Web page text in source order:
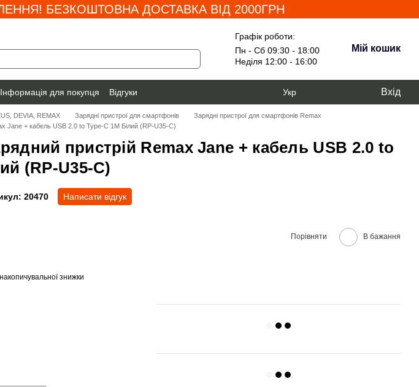
БЕЗКОШТОВНА ДОСТАВКА ВІД 2000ГРН
Графік роботи:
Пн - Сб 09:30 - 18:00
Неділя 12:00 - 16:00
Мій кошик
Інформація для покупця
Відгуки
Укр Вхід
DEVIA, REMAX Зарядні пристрої для смартфонів
Зарядні пристрої для смартфонів Remax
Jane + кабель USB 2.0 to Type-C 1М Білий (RP-U35-С)
пристрій Remax Jane + кабель USB 2.0 to
(RP-U35-С)
20470 Написати відгук
Порівняти В бажання
знижки